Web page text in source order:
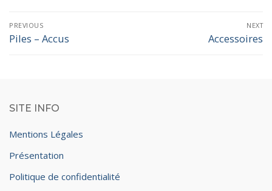
Navigation
de
PREVIOUS
Previous
Piles – Accus
NEXT
Next
Accessoires
SITE INFO
Mentions Légales
Présentation
Politique de confidentialité